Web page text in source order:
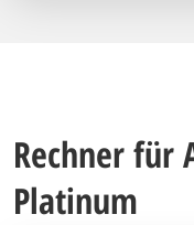
Rechner für
Platinum